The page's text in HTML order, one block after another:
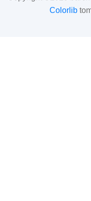
Colorlib